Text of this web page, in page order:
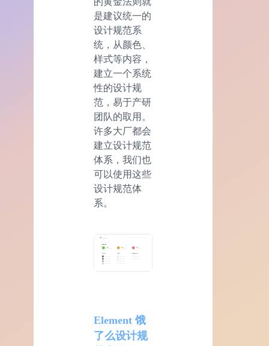
是建议统一的
设计规范系
统，从颜色、
样式等内容，
建立一个系统
性的设计规
范，易于产研
团队的取用。
许多大厂都会
建立设计规范
体系，我们也
可以使用这些
设计规范体
系。
Element 饿
了么设计规